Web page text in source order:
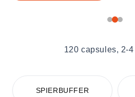
120 capsules, 2-
SPIERBUFFER